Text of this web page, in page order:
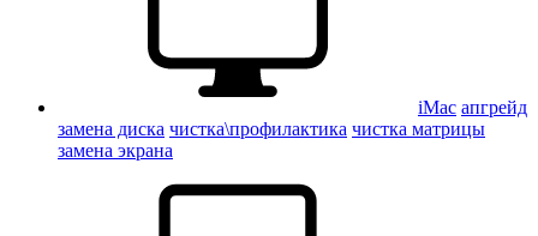
iMac апгрейд
замена диска чистка\профилактика чистка матрицы
замена экрана